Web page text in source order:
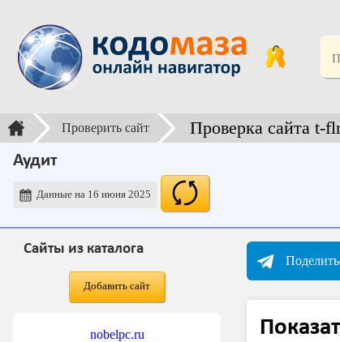
Проверить сайт Проверка сайта t-
Аудит
Данные на 16 июня 2025
Сайты из каталога
Добавить сайт
nobelpc.ru